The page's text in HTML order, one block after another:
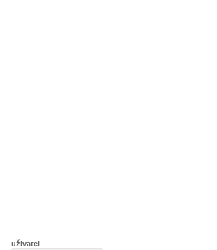
uživatel